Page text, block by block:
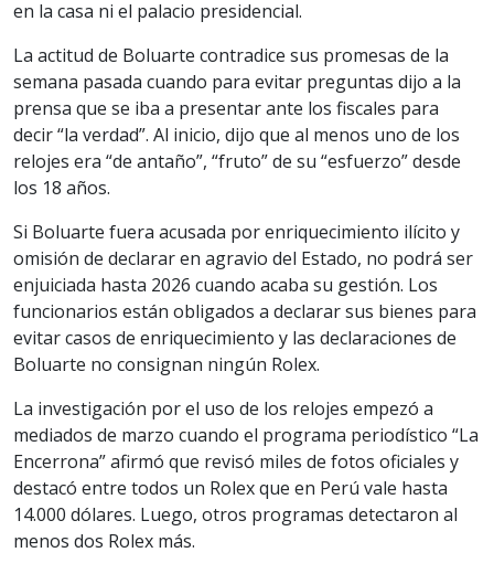
en la casa ni el palacio presidencial.
La actitud de Boluarte contradice sus promesas de la
semana pasada cuando para evitar preguntas dijo a la
prensa que se iba a presentar ante los fiscales para
decir “la verdad”. Al inicio, dijo que al menos uno de los
relojes era “de antaño”, “fruto” de su “esfuerzo” desde
los 18 años.
Si Boluarte fuera acusada por enriquecimiento ilícito y
omisión de declarar en agravio del Estado, no podrá ser
enjuiciada hasta 2026 cuando acaba su gestión. Los
funcionarios están obligados a declarar sus bienes para
evitar casos de enriquecimiento y las declaraciones de
Boluarte no consignan ningún Rolex.
La investigación por el uso de los relojes empezó a
mediados de marzo cuando el programa periodístico “La
Encerrona” afirmó que revisó miles de fotos oficiales y
destacó entre todos un Rolex que en Perú vale hasta
14.000 dólares. Luego, otros programas detectaron al
menos dos Rolex más.